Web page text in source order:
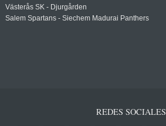
Västerås SK - Djurgården
Salem Spartans - Siechem Madurai Panthers
REDES SOCIALES